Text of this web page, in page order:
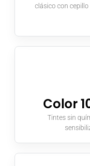
clásico con
Color
Tintes sin